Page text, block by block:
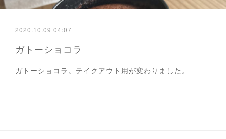
2020.10.09 04:07
ガトーショコラ
ガトーショコラ。テイクアウト用が変わりました。